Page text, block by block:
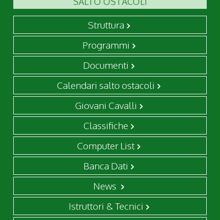
Struttura
Programmi
Documenti
Calendari salto ostacoli
Giovani Cavalli
Classifiche
Computer List
Banca Dati
News
Istruttori & Tecnici